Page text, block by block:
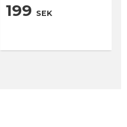
199 SEK